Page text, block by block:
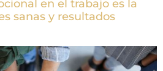
en el trabajo es la
sanas y resultados